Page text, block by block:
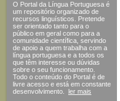
O Portal da Língua Portuguesa é
um repositório organizado de
recursos linguísticos. Pretende
ser orientado tanto para o
público em geral como para a
comunidade científica, servindo
de apoio a quem trabalha com a
língua portuguesa e a todos os
que têm interesse ou dúvidas
sobre o seu funcionamento.
Todo o conteúdo do Portal é de
livre acesso e está em constante
desenvolvimento.
ler mais